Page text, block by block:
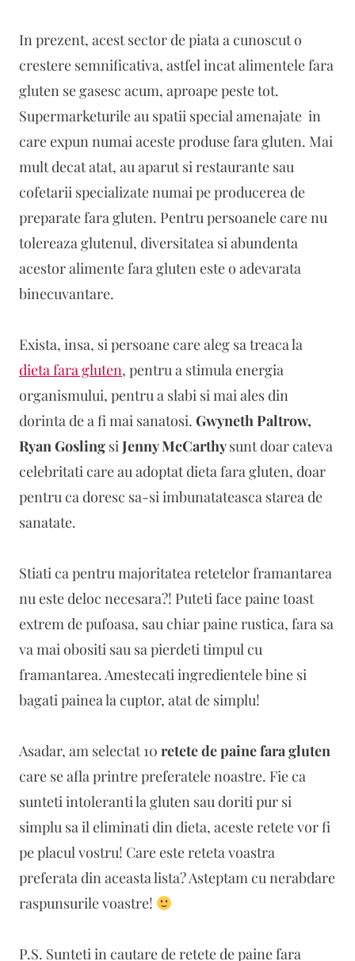
In prezent, acest sector de piata a cunoscut o
crestere semnificativa, astfel incat alimentele fara
gluten se gasesc acum, aproape peste tot.
Supermarketurile au spatii special amenajate in
care expun numai aceste produse fara gluten. Mai
mult decat atat, au aparut si restaurante sau
cofetarii specializate numai pe producerea de
preparate fara gluten. Pentru persoanele care nu
tolereaza glutenul, diversitatea si abundenta
acestor alimente fara gluten este o adevarata
binecuvantare.
Exista, insa, si persoane care aleg sa treaca la
dieta fara gluten, pentru a stimula energia
organismului, pentru a slabi si mai ales din
dorinta de a fi mai sanatosi. Gwyneth Paltrow,
Ryan Gosling siJenny McCarthysunt doar cateva
celebritati care au adoptat dieta fara gluten, doar
pentru ca doresc sa-si imbunatateasca starea de
sanatate.
Stiati ca pentru majoritatea retetelor framantarea
nu este deloc necesara?! Puteti face paine toast
extrem de pufoasa, sau chiar paine rustica, fara sa
va mai obositi sau sa pierdeti timpul cu
framantarea. Amestecati ingredientele bine si
bagati painea la cuptor, atat de simplu!
Asadar, am selectat 10 retete de paine fara gluten
care se afla printre preferatele noastre. Fie ca
sunteti intoleranti la gluten sau doriti pur si
simplu sa il eliminati din dieta, aceste retete vor fi
pe placul vostru! Care este reteta voastra
preferata din aceasta lista? Asteptam cu nerabdare
raspunsurile voastre!
P.S. Sunteti in cautare de retete de paine fara